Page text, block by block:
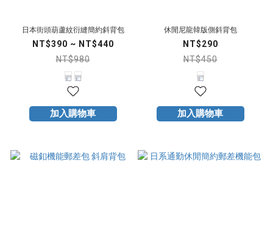
日本街頭葫蘆紋衍縫簡約斜背包
NT$390 ~ NT$440
NT$980
加入購物車
休閒尼龍韓版側斜背包
NT$290
NT$450
加入購物車